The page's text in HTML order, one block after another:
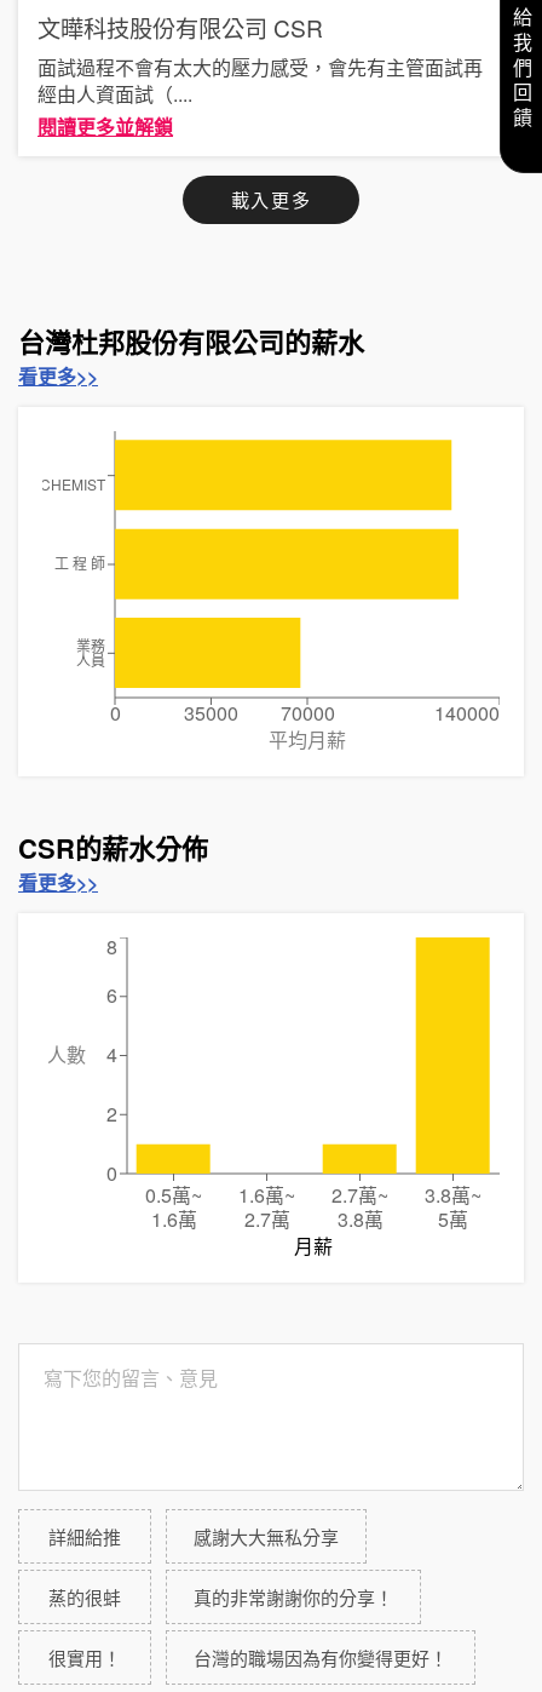
文曄科技股份有限公司 CSR
面試過程不會有太大的壓力感受，會先有主管面試再
經由人資面試（....
閱讀更多並解鎖
載入更多
台灣杜邦股份有限公司的薪水
看更多>>
0 35000 70000
140000
平均月薪
CHEMIST
工 程 師
業務
人員
CSR的薪水分佈
看更多>>
0.5萬~
1.6萬
1.6萬~
2.7萬
2.7萬~
3.8萬
3.8萬~
5萬
月薪
0
2
4
6
8
人數
詳細給推 感謝大大無私分享
蒸的很蚌 真的非常謝謝你的分享！
很實用！ 台灣的職場因為有你變得更好！
給我們回饋